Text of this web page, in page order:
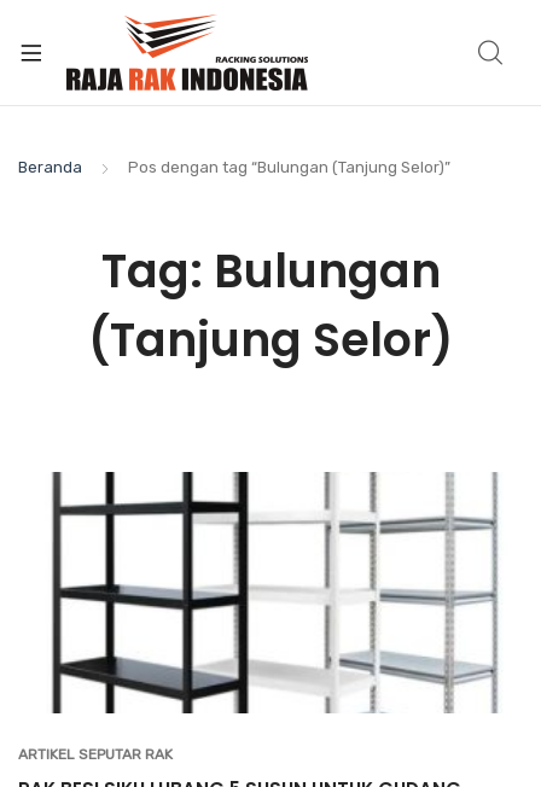
Beranda Pos dengan tag “Bulungan (Tanjung Selor)”
Tag: Bulungan
(Tanjung Selor)
ARTIKEL SEPUTAR RAK